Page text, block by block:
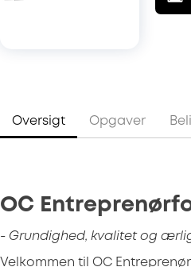
Oversigt Opgaver
OC
- Grundighed, kvalitet og
Velkommen til OC